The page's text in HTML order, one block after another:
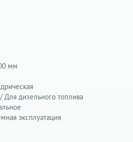
мм
Для дизельного топлива
эксплуатация